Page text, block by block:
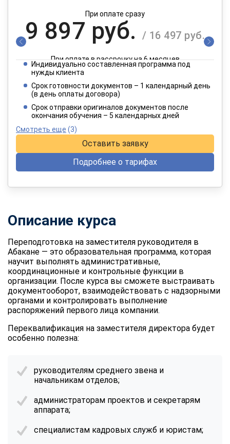
При оплате сразу
9 897 руб. / 16 497 руб.
При оплате в рассрочку на 6 месяцев
4 949 руб. / 8 249 руб.
При оплате в рассрочку на 12 месяцев
Индивидуально составленная программа под
нужды клиента
Срок готовности документов – 1 календарный день
(в день оплаты договора)
Срок отправки оригиналов документов после
окончания обучения – 5 календарных дней
Смотреть еще (3)
Оставить заявку
Подробнее о тарифах
Описание курса
Переподготовка на заместителя руководителя в
Абакане — это образовательная программа, которая
научит выполнять административные,
координационные и контрольные функции в
организации. После курса вы сможете выстраивать
документооборот, взаимодействовать с надзорными
органами и контролировать выполнение
распоряжений первого лица компании.
Переквалификация на заместителя директора будет
особенно полезна:
руководителям среднего звена и
начальникам отделов;
администраторам проектов и секретарям
аппарата;
специалистам кадровых служб и юристам;